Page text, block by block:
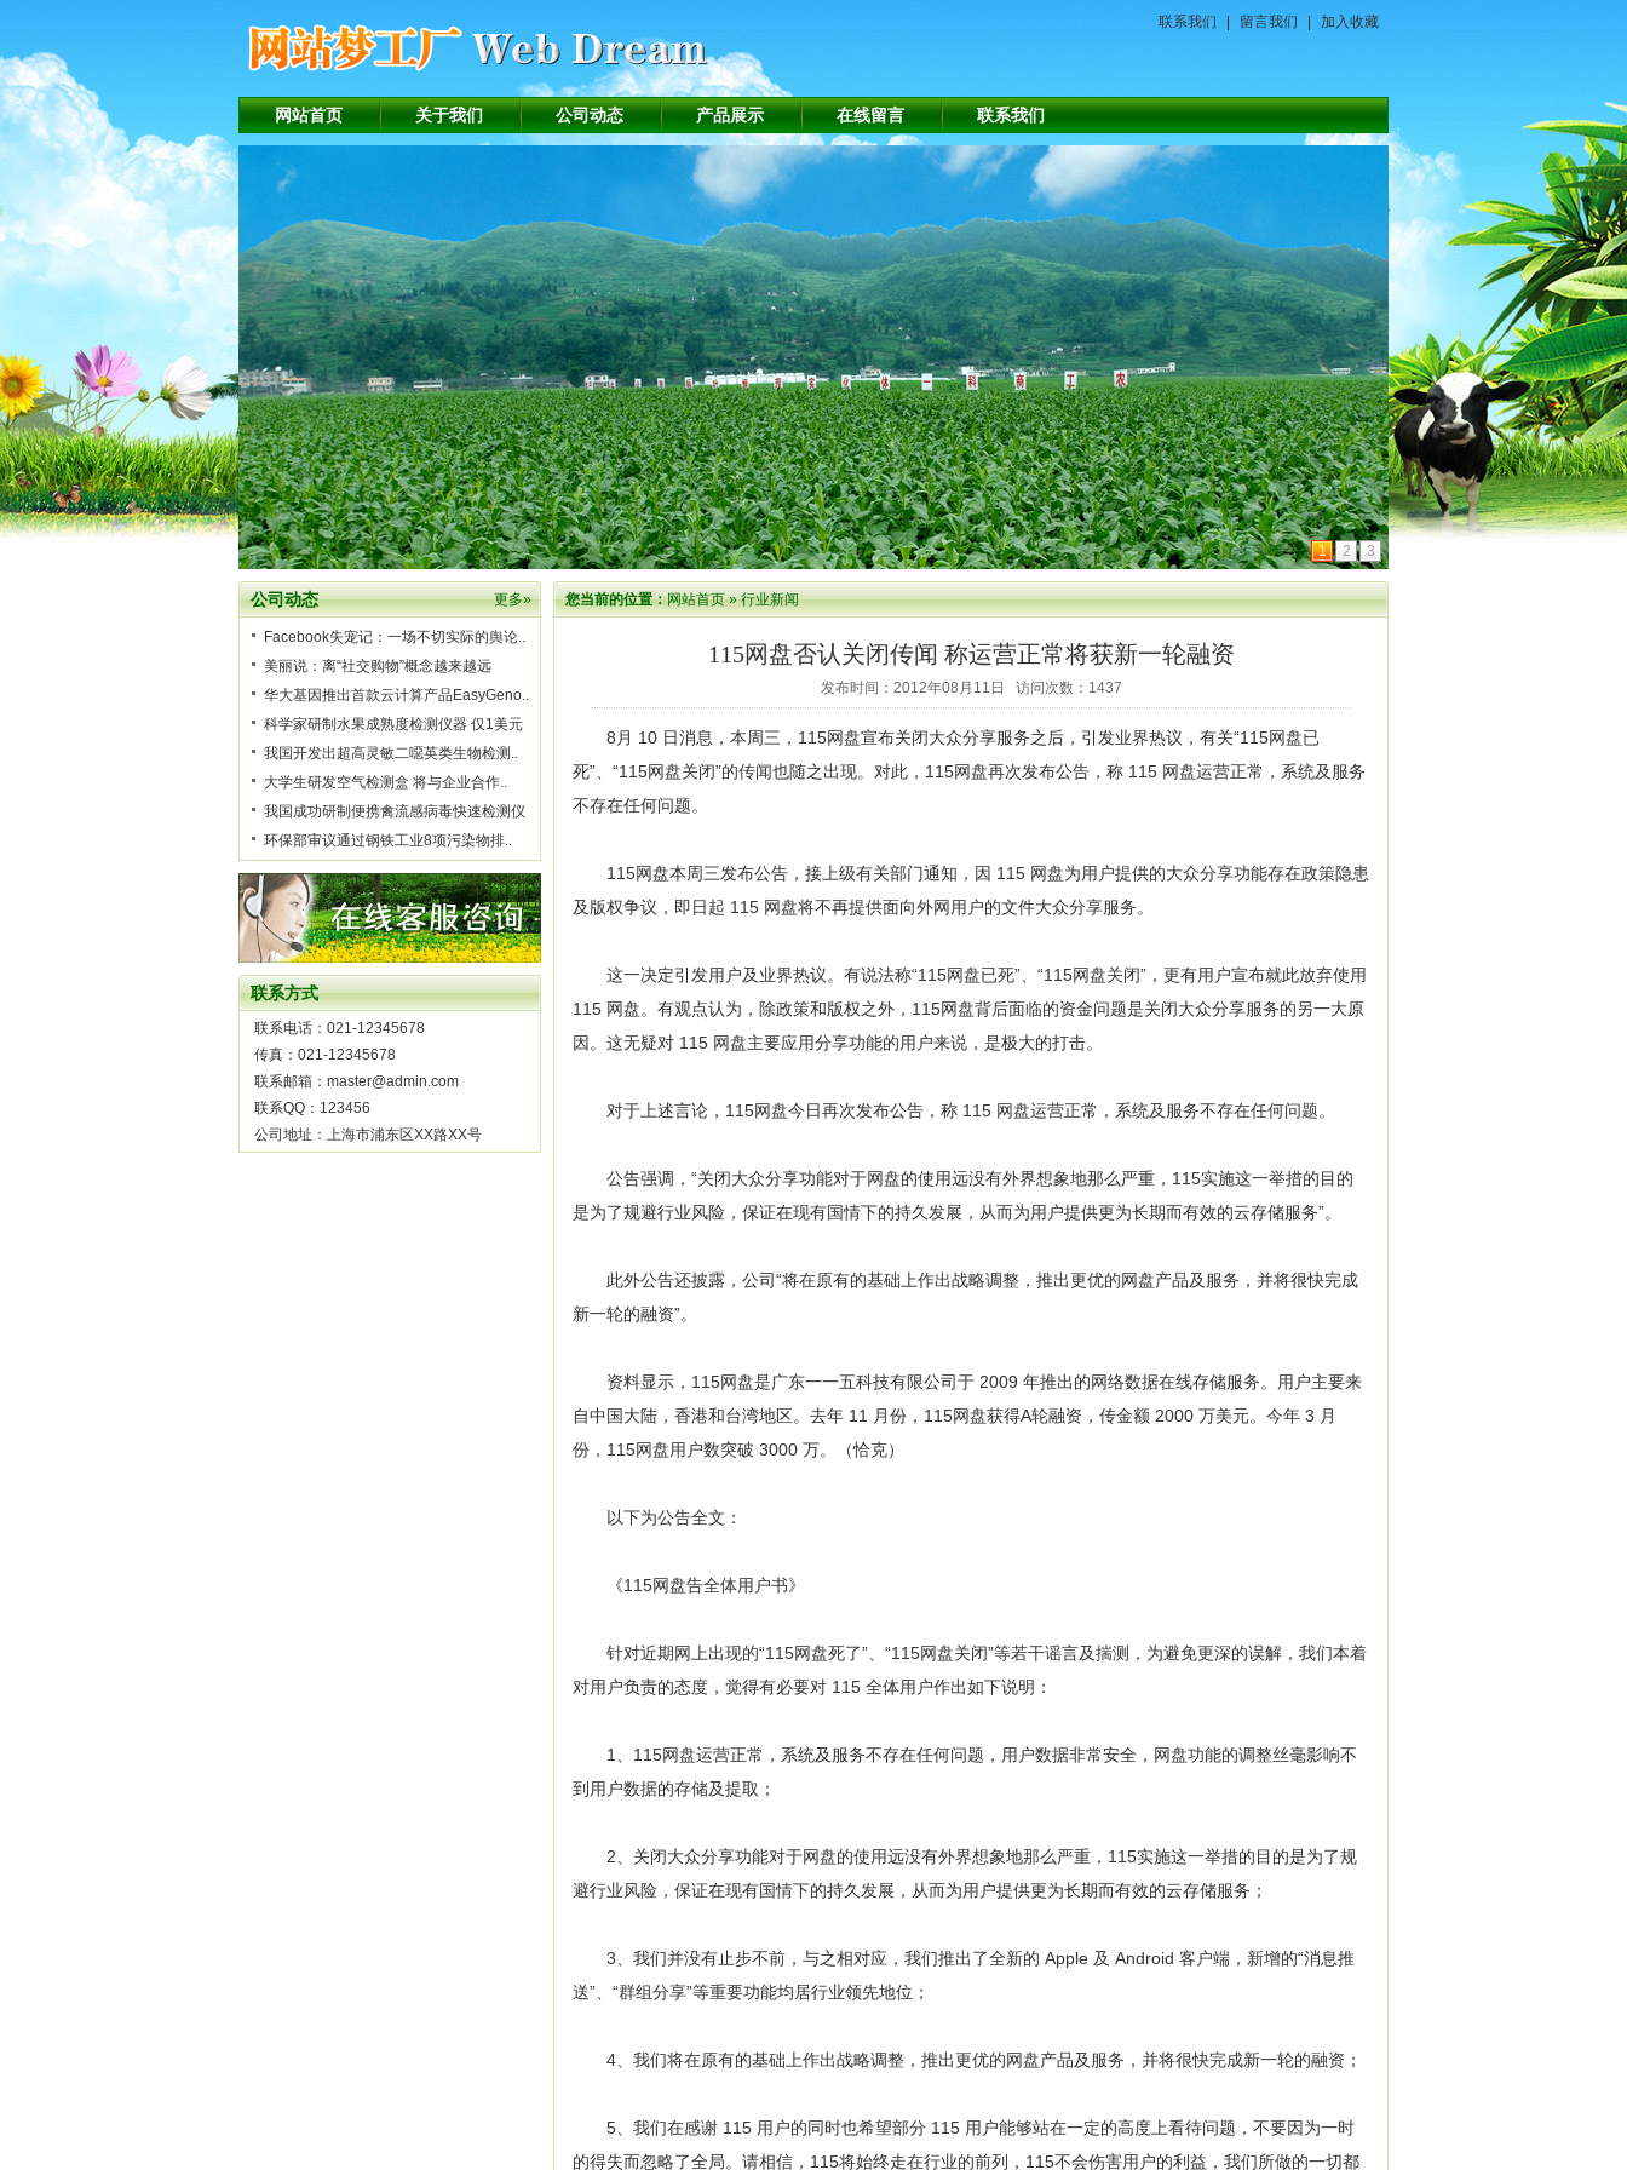
联系我们 留言我们 加入收藏
网站首页 关于我们 公司动态 产品展示 在线留言 联系我们
1 2 3
公司动态 更多»
Facebook失宠记：一场不切实际的舆论..
美丽说：离“社交购物”概念越来越远
华大基因推出首款云计算产品EasyGeno..
科学家研制水果成熟度检测仪器 仅1美元
我国开发出超高灵敏二噁英类生物检测..
大学生研发空气检测盒 将与企业合作..
我国成功研制便携禽流感病毒快速检测仪
环保部审议通过钢铁工业8项污染物排..
联系方式
联系电话：021-12345678
传真：021-12345678
联系邮箱：master@admin.com
联系QQ：123456
公司地址：上海市浦东区XX路XX号
您当前的位置：网站首页»行业新闻
115网盘否认关闭传闻 称运营正常将获新一轮融资
发布时间：2012年08月11日 访问次数：1437
8月 10 日消息，本周三，115网盘宣布关闭大众分享服务之后，引发业界热议，有关“115网盘已
死”、“115网盘关闭”的传闻也随之出现。对此，115网盘再次发布公告，称 115 网盘运营正常，系统及服务
不存在任何问题。
115网盘本周三发布公告，接上级有关部门通知，因 115 网盘为用户提供的大众分享功能存在政策隐患
及版权争议，即日起 115 网盘将不再提供面向外网用户的文件大众分享服务。
这一决定引发用户及业界热议。有说法称“115网盘已死”、“115网盘关闭”，更有用户宣布就此放弃使用
115 网盘。有观点认为，除政策和版权之外，115网盘背后面临的资金问题是关闭大众分享服务的另一大原
因。这无疑对 115 网盘主要应用分享功能的用户来说，是极大的打击。
对于上述言论，115网盘今日再次发布公告，称 115 网盘运营正常，系统及服务不存在任何问题。
公告强调，“关闭大众分享功能对于网盘的使用远没有外界想象地那么严重，115实施这一举措的目的
是为了规避行业风险，保证在现有国情下的持久发展，从而为用户提供更为长期而有效的云存储服务”。
此外公告还披露，公司“将在原有的基础上作出战略调整，推出更优的网盘产品及服务，并将很快完成
新一轮的融资”。
资料显示，115网盘是广东一一五科技有限公司于 2009 年推出的网络数据在线存储服务。用户主要来
自中国大陆，香港和台湾地区。去年 11 月份，115网盘获得A轮融资，传金额 2000 万美元。今年 3 月
份，115网盘用户数突破 3000 万。（恰克）
以下为公告全文：
《115网盘告全体用户书》
针对近期网上出现的“115网盘死了”、“115网盘关闭”等若干谣言及揣测，为避免更深的误解，我们本着
对用户负责的态度，觉得有必要对 115 全体用户作出如下说明：
1、115网盘运营正常，系统及服务不存在任何问题，用户数据非常安全，网盘功能的调整丝毫影响不
到用户数据的存储及提取；
2、关闭大众分享功能对于网盘的使用远没有外界想象地那么严重，115实施这一举措的目的是为了规
避行业风险，保证在现有国情下的持久发展，从而为用户提供更为长期而有效的云存储服务；
3、我们并没有止步不前，与之相对应，我们推出了全新的 Apple 及 Android 客户端，新增的“消息推
送”、“群组分享”等重要功能均居行业领先地位；
4、我们将在原有的基础上作出战略调整，推出更优的网盘产品及服务，并将很快完成新一轮的融资；
5、我们在感谢 115 用户的同时也希望部分 115 用户能够站在一定的高度上看待问题，不要因为一时
的得失而忽略了全局。请相信，115将始终走在行业的前列，115不会伤害用户的利益，我们所做的一切都